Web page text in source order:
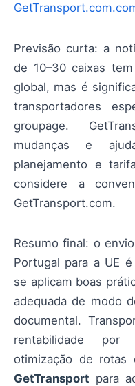
Previsão curta: a
de 10–30 caixas
global, mas é
transportadores
groupage.
mudanças e
planejamento e
considere a
GetTransport.com.
Resumo final: o
Portugal para a UE
se aplicam boas
adequada de modo
documental.
rentabilidade por
otimização de rotas
GetTransport para